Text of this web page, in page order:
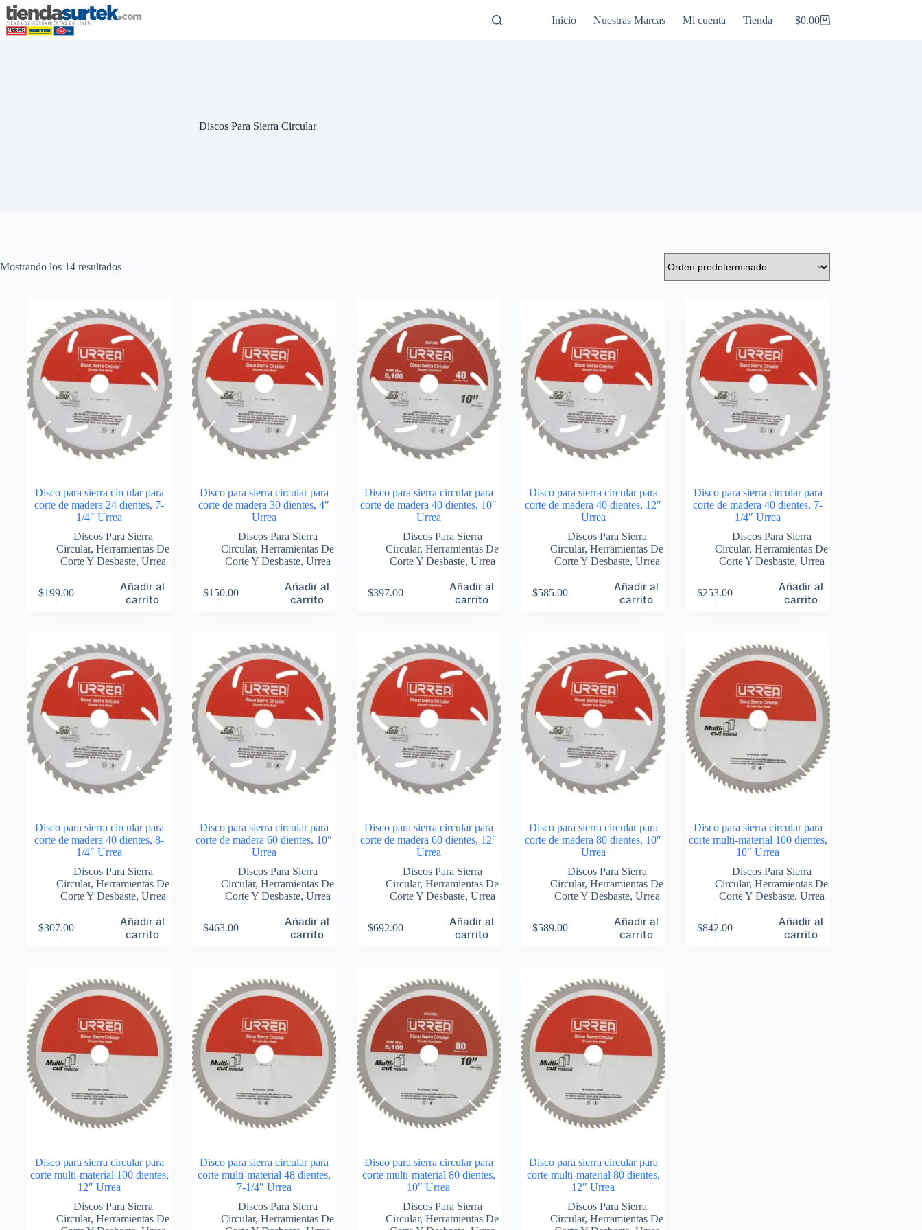
Saltar
al
contenido
Inicio Nuestras Marcas Mi cuenta Tienda
Carro
$0.00
Discos Para Sierra Circular
Mostrando los 14 resultados
Disco para sierra circular para
corte de madera 24 dientes, 7-
1/4″ Urrea
Discos Para Sierra
Circular,Herramientas De
Corte Y Desbaste, Urrea
$199.00
Añadir al
carrito
Disco para sierra circular para
corte de madera 30 dientes, 4″
Urrea
Discos Para Sierra
Circular,Herramientas De
Corte Y Desbaste, Urrea
$150.00
Añadir al
carrito
Disco para sierra circular para
corte de madera 40 dientes, 10″
Urrea
Discos Para Sierra
Circular,Herramientas De
Corte Y Desbaste, Urrea
$397.00
Añadir al
carrito
Disco para sierra circular para
corte de madera 40 dientes, 12″
Urrea
Discos Para Sierra
Circular,Herramientas De
Corte Y Desbaste, Urrea
$585.00
Añadir al
carrito
Disco para sierra circular para
corte de madera 40 dientes, 7-
1/4″ Urrea
Discos Para Sierra
Circular,Herramientas De
Corte Y Desbaste, Urrea
$253.00
Añadir al
carrito
Disco para sierra circular para
corte de madera 40 dientes, 8-
1/4″ Urrea
Discos Para Sierra
Circular,Herramientas De
Corte Y Desbaste, Urrea
$307.00
Añadir al
carrito
Disco para sierra circular para
corte de madera 60 dientes, 10″
Urrea
Discos Para Sierra
Circular,Herramientas De
Corte Y Desbaste, Urrea
$463.00
Añadir al
carrito
Disco para sierra circular para
corte de madera 60 dientes, 12″
Urrea
Discos Para Sierra
Circular,Herramientas De
Corte Y Desbaste, Urrea
$692.00
Añadir al
carrito
Disco para sierra circular para
corte de madera 80 dientes, 10″
Urrea
Discos Para Sierra
Circular,Herramientas De
Corte Y Desbaste, Urrea
$589.00
Añadir al
carrito
Disco para sierra circular para
corte multi-material 100 dientes,
10″ Urrea
Discos Para Sierra
Circular,Herramientas De
Corte Y Desbaste, Urrea
$842.00
Añadir al
carrito
Disco para sierra circular para
corte multi-material 100 dientes,
12″ Urrea
Discos Para Sierra
Circular,Herramientas De
Disco para sierra circular para
corte multi-material 48 dientes,
7-1/4″ Urrea
Discos Para Sierra
Circular,Herramientas De
Disco para sierra circular para
corte multi-material 80 dientes,
10″ Urrea
Discos Para Sierra
Circular,Herramientas De
Disco para sierra circular para
corte multi-material 80 dientes,
12″ Urrea
Discos Para Sierra
Circular,Herramientas De